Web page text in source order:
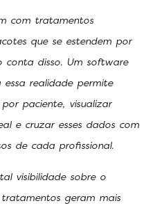
com tratamentos
que se estendem por
conta disso. Um software
realidade permite
paciente, visualizar
e cruzar esses dados com
de cada profissional.
visibilidade sobre o
geram mais